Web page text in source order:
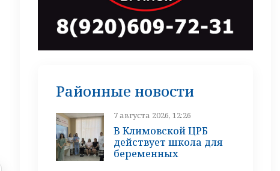
Районные новости
7 августа 2026, 12:26
В Климовской ЦРБ
действует школа для
беременных